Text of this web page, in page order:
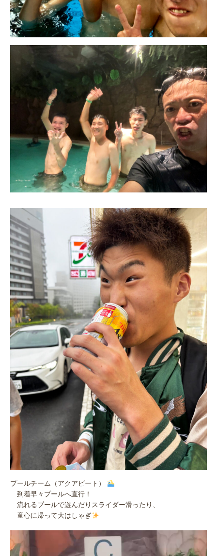
プールチーム（アクアビート）
到着早々プールへ直行！
流れるプールで遊んだりスライダー滑ったり、
童心に帰って大はしゃぎ